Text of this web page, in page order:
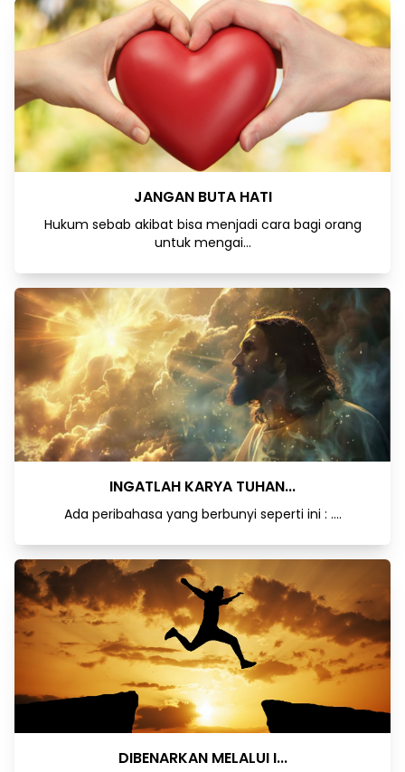
JANGAN BUTA HATI
Hukum sebab akibat bisa menjadi cara bagi orang
untuk mengai...
INGATLAH KARYA TUHAN...
Ada peribahasa yang berbunyi seperti ini : ....
DIBENARKAN MELALUI I...